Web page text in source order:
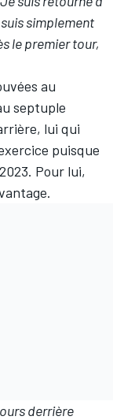
simplement
le premier tour,
au
septuple
lui qui
puisque
Pour lui,
derrière